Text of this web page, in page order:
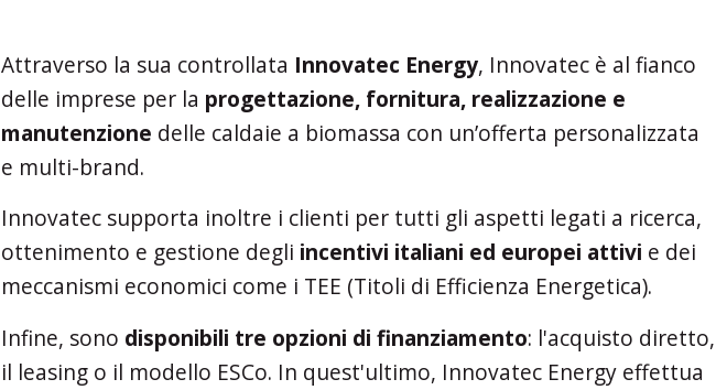
Attraverso la sua controllata Innovatec Energy, Innovatec è al fianco
delle imprese per la progettazione, fornitura, realizzazione e
manutenzione delle caldaie a biomassa con un’offerta personalizzata
e multi-brand.
Innovatec supporta inoltre i clienti per tutti gli aspetti legati a ricerca,
ottenimento e gestione degli incentivi italiani ed europei attivi e dei
meccanismi economici come i TEE (Titoli di Efficienza Energetica).
Infine, sono disponibili tre opzioni di finanziamento: l'acquisto diretto,
il leasing o il modello ESCo. In quest'ultimo, Innovatec Energy effettua